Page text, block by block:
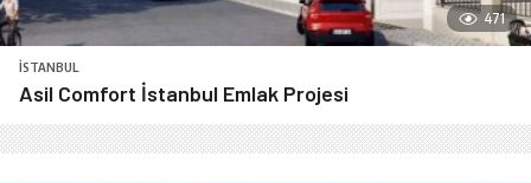
471
İSTANBUL
Asil Comfort İstanbul Emlak Projesi